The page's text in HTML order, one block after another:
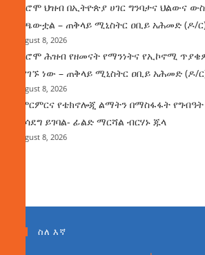
የኦሮሞ ህዝብ በኢትዮጵያ ሀገር ግንባታና ህልውና
ተጫውቷል – ጠቅላይ ሚኒስትር ዐቢይ አሕመድ (ዶ/
August 8, 2026
የኦሮሞ ሕዝብ የዘመናት የማንነትና የኢኮኖሚ
እያገኙ ነው – ጠቅላይ ሚኒስትር ዐቢይ አሕመድ (ዶ/
August 8, 2026
የምርምርና የቴክኖሎጂ ልማትን በማስፋፋት
ማሳደግ ይገባል- ፊልድ ማርሻል ብርሃኑ ጁላ
August 8, 2026
ስለ እኛ